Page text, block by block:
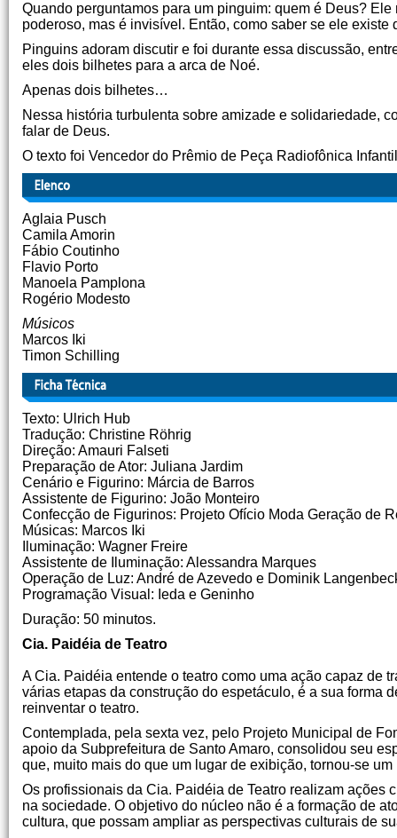
Quando perguntamos para um pinguim: quem é Deus?
poderoso, mas é invisível. Então, como saber se ele existe
Pinguins adoram discutir e foi durante essa discussão,
eles dois bilhetes para a arca de Noé.
Apenas dois bilhetes…
Nessa história turbulenta sobre amizade e solidariedade,
falar de Deus.
O texto foi Vencedor do Prêmio de Peça Radiofônica
Aglaia Pusch
Camila Amorin
Fábio Coutinho
Flavio Porto
Manoela Pamplona
Rogério Modesto
Músicos
Marcos Iki
Timon Schilling
Texto: Ulrich Hub
Tradução: Christine Röhrig
Direção: Amauri Falseti
Preparação de Ator: Juliana Jardim
Cenário e Figurino: Márcia de Barros
Assistente de Figurino: João Monteiro
Confecção de Figurinos: Projeto Ofício Moda Geração de
Músicas: Marcos Iki
Iluminação: Wagner Freire
Assistente de Iluminação: Alessandra Marques
Operação de Luz: André de Azevedo e Dominik
Programação Visual: Ieda e Geninho
Duração: 50 minutos.
Cia. Paidéia de Teatro
A Cia. Paidéia entende o teatro como uma ação capaz de
várias etapas da construção do espetáculo, é a sua forma
reinventar o teatro.
Contemplada, pela sexta vez, pelo Projeto Municipal de
apoio da Subprefeitura de Santo Amaro, consolidou seu
que, muito mais do que um lugar de exibição, tornou-se
Os profissionais da Cia. Paidéia de Teatro realizam ações
na sociedade. O objetivo do núcleo não é a formação de
cultura, que possam ampliar as perspectivas culturais de